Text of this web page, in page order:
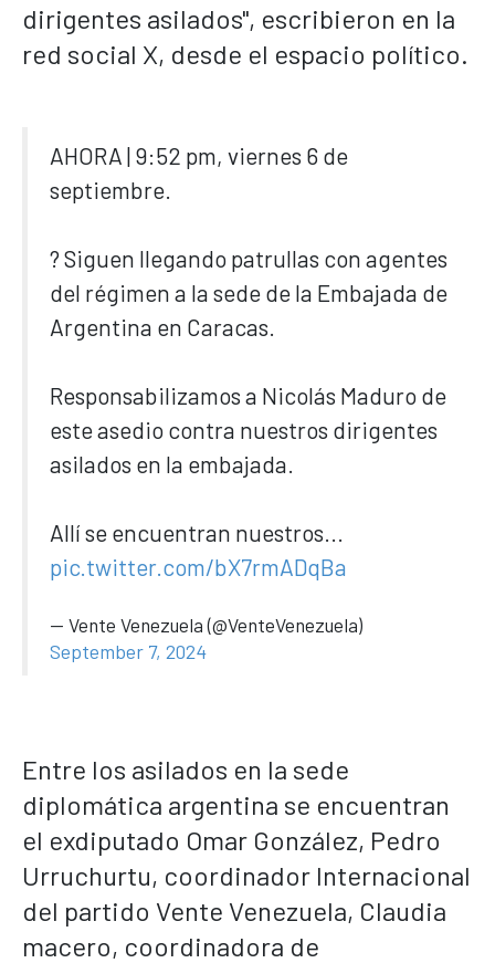
dirigentes asilados", escribieron en la
red social X, desde el espacio político.
AHORA | 9:52 pm, viernes 6 de
septiembre.
? Siguen llegando patrullas con agentes
del régimen a la sede de la Embajada de
Argentina en Caracas.
Responsabilizamos a Nicolás Maduro de
este asedio contra nuestros dirigentes
asilados en la embajada.
Allí se encuentran nuestros...
pic.twitter.com/bX7rmADqBa
— Vente Venezuela (@VenteVenezuela)
September 7, 2024
Entre los asilados en la sede
diplomática argentina se encuentran
el exdiputado Omar González, Pedro
Urruchurtu, coordinador Internacional
del partido Vente Venezuela, Claudia
macero, coordinadora de